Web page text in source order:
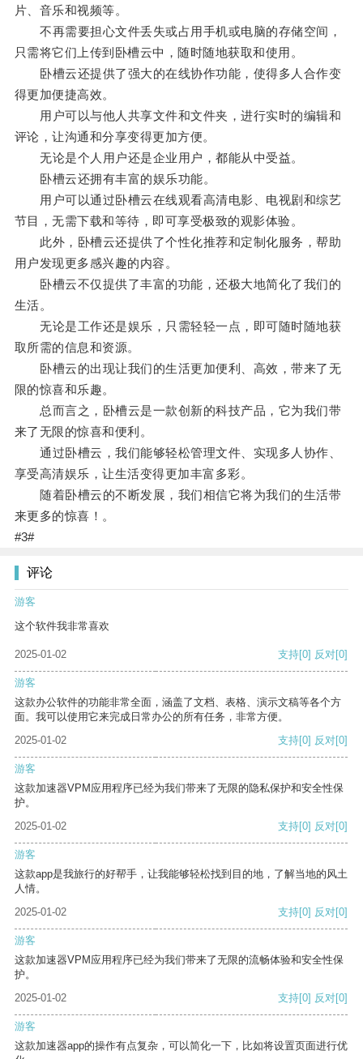
片、音乐和视频等。
不再需要担心文件丢失或占用手机或电脑的存储空间，
只需将它们上传到卧槽云中，随时随地获取和使用。
卧槽云还提供了强大的在线协作功能，使得多人合作变
得更加便捷高效。
用户可以与他人共享文件和文件夹，进行实时的编辑和
评论，让沟通和分享变得更加方便。
无论是个人用户还是企业用户，都能从中受益。
卧槽云还拥有丰富的娱乐功能。
用户可以通过卧槽云在线观看高清电影、电视剧和综艺
节目，无需下载和等待，即可享受极致的观影体验。
此外，卧槽云还提供了个性化推荐和定制化服务，帮助
用户发现更多感兴趣的内容。
卧槽云不仅提供了丰富的功能，还极大地简化了我们的
生活。
无论是工作还是娱乐，只需轻轻一点，即可随时随地获
取所需的信息和资源。
卧槽云的出现让我们的生活更加便利、高效，带来了无
限的惊喜和乐趣。
总而言之，卧槽云是一款创新的科技产品，它为我们带
来了无限的惊喜和便利。
通过卧槽云，我们能够轻松管理文件、实现多人协作、
享受高清娱乐，让生活变得更加丰富多彩。
随着卧槽云的不断发展，我们相信它将为我们的生活带
来更多的惊喜！。
#3#
评论
游客
这个软件我非常喜欢
2025-01-02 支持[0] 反对[0]
游客
这款办公软件的功能非常全面，涵盖了文档、表格、演示文稿等各个方
面。我可以使用它来完成日常办公的所有任务，非常方便。
2025-01-02
支持[0] 反对[0]
游客
这款加速器VPM应用程序已经为我们带来了无限的隐私保护和安全性保
护。
2025-01-02
支持[0] 反对[0]
游客
这款app是我旅行的好帮手，让我能够轻松找到目的地，了解当地的风土
人情。
2025-01-02
支持[0] 反对[0]
游客
这款加速器VPM应用程序已经为我们带来了无限的流畅体验和安全性保
护。
2025-01-02
支持[0] 反对[0]
游客
这款加速器app的操作有点复杂，可以简化一下，比如将设置页面进行优